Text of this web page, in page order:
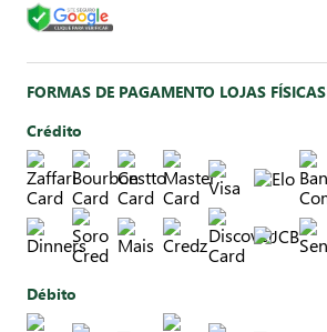
FORMAS DE PAGAMENTO LOJAS FÍSICAS
Crédito
Débito